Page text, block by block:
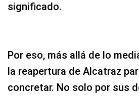
significado.
Por eso, más allá de lo
la reapertura de Alcatraz
concretar. No solo por sus